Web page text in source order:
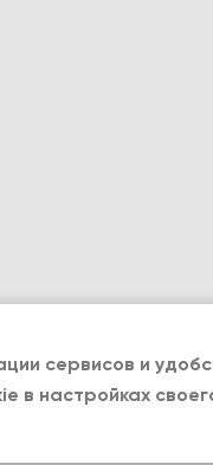
сервисов и
в настройках